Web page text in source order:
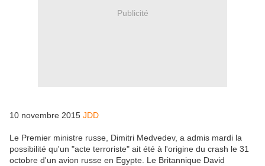
Publicité
10 novembre 2015 JDD
Le Premier ministre russe, Dimitri Medvedev, a admis mardi la
possibilité qu'un "acte terroriste" ait été à l'origine du crash le 31
octobre d'un avion russe en Egypte. Le Britannique David